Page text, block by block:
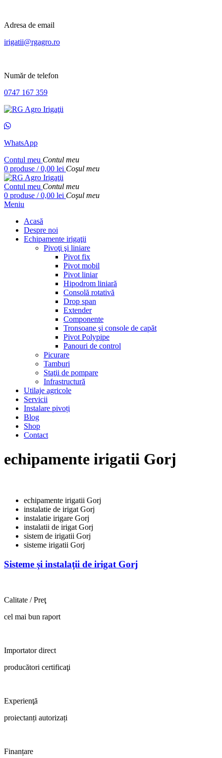
Adresa de email
irigatii@rgagro.ro
Număr de telefon
0747 167 359
WhatsApp
Contul meu Contul meu
0 produse / 0,00 lei Coşul meu
Contul meu Contul meu
0 produse / 0,00 lei Coşul meu
Meniu
Acasă
Despre noi
Echipamente irigaţii
Pivoţi şi liniare
Pivot fix
Pivot mobil
Pivot liniar
Hipodrom liniară
Consolă rotativă
Drop span
Extender
Componente
Tronsoane şi console de capăt
Pivot Polypipe
Panouri de control
Picurare
Tamburi
Staţii de pompare
Infrastructură
Utilaje agricole
Servicii
Instalare pivoți
Blog
Shop
Contact
echipamente irigatii Gorj
echipamente irigatii Gorj
instalatie de irigat Gorj
instalatie irigare Gorj
instalatii de irigat Gorj
sistem de irigatii Gorj
sisteme irigatii Gorj
Sisteme şi instalaţii de irigat Gorj
Calitate / Preţ
cel mai bun raport
Importator direct
producători certificaţi
Experienţă
proiectanți autorizați
Finanțare